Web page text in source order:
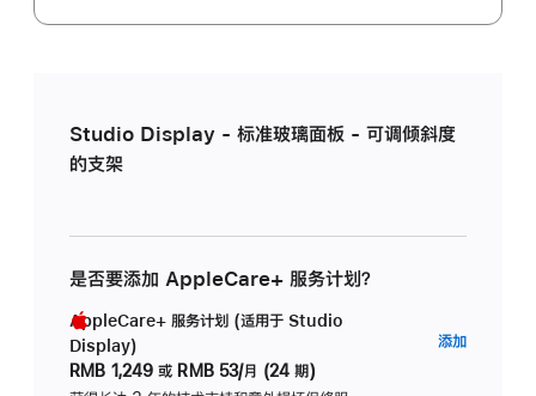
Studio Display - 标准玻璃面板 - 可调倾斜度
的支架
是否要添加 AppleCare+ 服务计划？
AppleCare+ 服务计划 (适用于 Studio
Display)
RMB 1,249 或 RMB 53/月 (24 期)
添加